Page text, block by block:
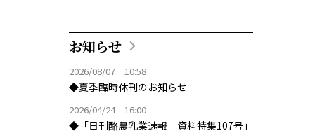
お知らせ
2026/08/07 10:58
◆夏季臨時休刊のお知らせ
2026/04/24 16:00
◆「日刊酪農乳業速報 資料特集107号」